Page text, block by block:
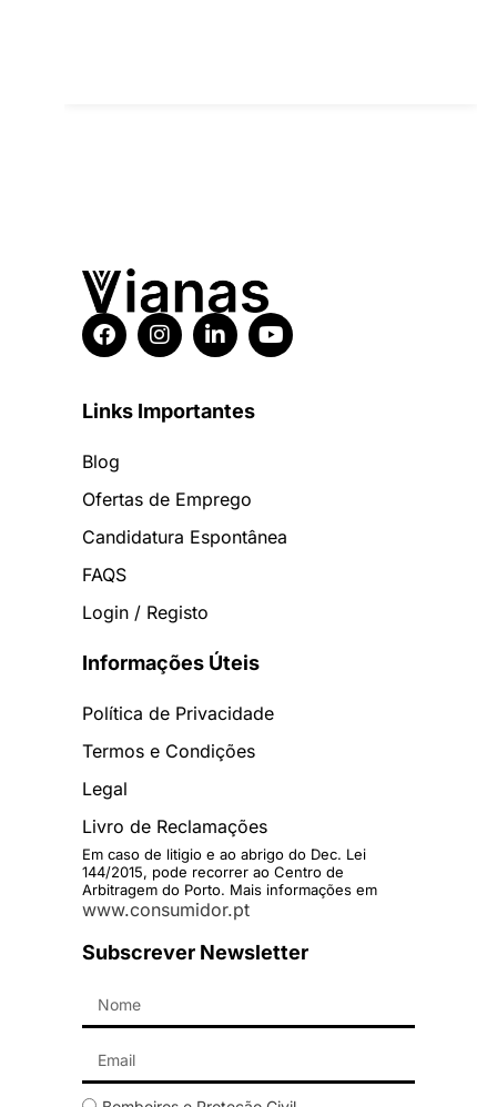
Links Importantes
Blog
Ofertas de Emprego
Candidatura Espontânea
FAQS
Login / Registo
Informações Úteis
Política de Privacidade
Termos e Condições
Legal
Livro de Reclamações
Em caso de litigio e ao abrigo do Dec. Lei
144/2015, pode recorrer ao Centro de
Arbitragem do Porto. Mais informações em
www.consumidor.pt
Subscrever Newsletter